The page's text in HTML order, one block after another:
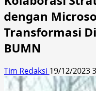
dengan
Transformasi
BUMN
Tim Redaksi 19/12/2023